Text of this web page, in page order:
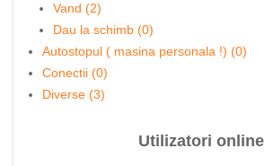
Vand (2)
Dau la schimb (0)
Autostopul ( masina personala !) (0)
Conectii (0)
Diverse (3)
Utilizatori online